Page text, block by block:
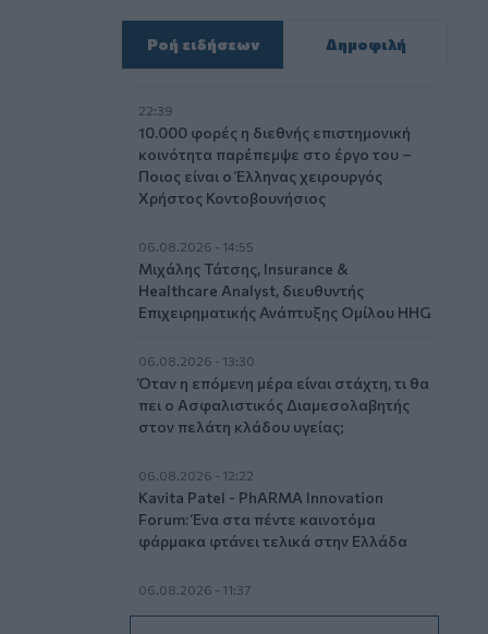
Ροή ειδήσεων Δημοφιλή
22:39
10.000 φορές η διεθνής επιστημονική
κοινότητα παρέπεμψε στο έργο του –
Ποιος είναι ο Έλληνας χειρουργός
Χρήστος Κοντοβουνήσιος
06.08.2026 - 14:55
Μιχάλης Τάτσης, Insurance &
Healthcare Analyst, διευθυντής
Επιχειρηματικής Ανάπτυξης Ομίλου HHG
06.08.2026 - 13:30
Όταν η επόμενη μέρα είναι στάχτη, τι θα
πει ο Ασφαλιστικός Διαμεσολαβητής
στον πελάτη κλάδου υγείας;
06.08.2026 - 12:22
Kavita Patel - PhARMA Innovation
Forum: Ένα στα πέντε καινοτόμα
φάρμακα φτάνει τελικά στην Ελλάδα
06.08.2026 - 11:37
Μείωση ασφαλιστικών εισφορών